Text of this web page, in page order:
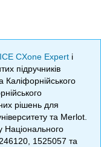
CXone Expert і
підручників
рішень для
та Merlot.
Національного
1525057 та